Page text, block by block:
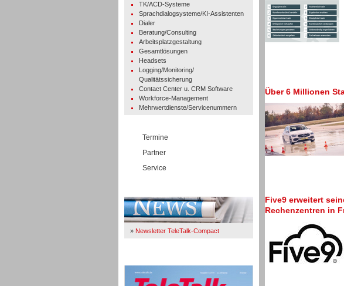
TK/ACD-Systeme
Sprachdialogsysteme/KI-Assistenten
Dialer
Beratung/Consulting
Arbeitsplatzgestaltung
Gesamtlösungen
Headsets
Logging/Monitoring/
Qualitätssicherung
Contact Center u. CRM Software
Workforce-Management
Mehrwertdienste/Servicenummern
Termine
Partner
Service
» Newsletter TeleTalk-Compact
Über 6 Millionen
Five9 erweitert
Rechenzentren in